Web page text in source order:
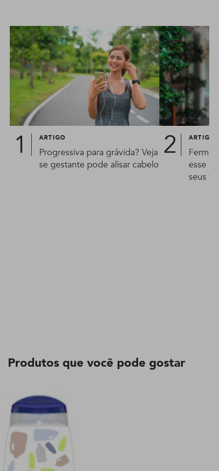
ARTIGO
Progressiva para grávida? Veja
se gestante pode alisar cabelo
ARTIGO
esse
seus
Produtos que você pode gostar